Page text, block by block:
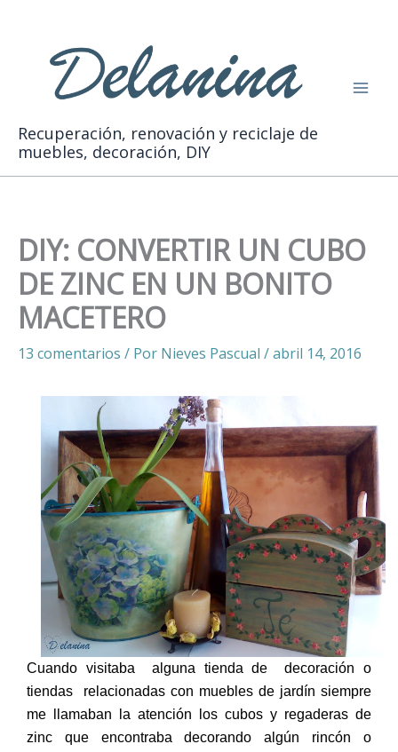
contenido
Recuperación, renovación y reciclaje de
muebles, decoración, DIY
DIY: CONVERTIR UN CUBO
DE ZINC EN UN BONITO
MACETERO
13 comentarios / Por Nieves Pascual /abril 14, 2016
Cuando visitaba alguna tienda de decoración o
tiendas relacionadas con muebles de jardín siempre
me llamaban la atención los cubos y regaderas de
zinc que encontraba decorando algún rincón o